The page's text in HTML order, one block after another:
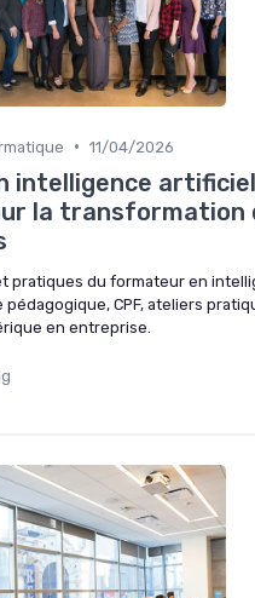
• 11/04/2026
intelligence
la transformation
pratiques du formateur en
CPF, ateliers
en entreprise.